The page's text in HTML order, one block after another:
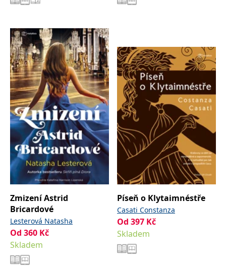
Zmizení Astrid
Bricardové
Lesterová Natasha
Od 360 Kč
Skladem
Píseň o Klytaimnéstře
Casati Constanza
Od 397 Kč
Skladem